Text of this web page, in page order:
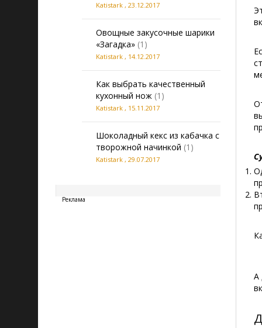
Katistark , 23.12.2017
Овощные закусочные шарики
«Загадка» (1)
Katistark , 14.12.2017
Как выбрать качественный
кухонный нож (1)
Katistark , 15.11.2017
Шоколадный кекс из кабачка с
творожной начинкой (1)
Katistark , 29.07.2017
Реклама
А